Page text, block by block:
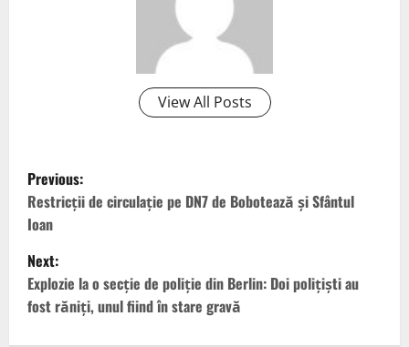
View All Posts
P
o
s
t
n
Previous:
Restricţii de circulaţie pe DN7 de Bobotează şi Sfântul
Ioan
Next:
Explozie la o secţie de poliţie din Berlin: Doi poliţişti au
fost răniţi, unul fiind în stare gravă